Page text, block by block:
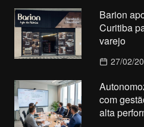
Barion
Curitiba
varejo
27/02/
com
alta